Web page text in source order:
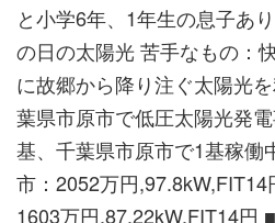
と小学6年、1年生の息子あ
の日の太陽光 苦手なもの：
に故郷から降り注ぐ太陽光
葉県市原市で低圧太陽光発
基、千葉県市原市で1基稼働
市：2052万円
1603万円,87.22kW,FIT14円